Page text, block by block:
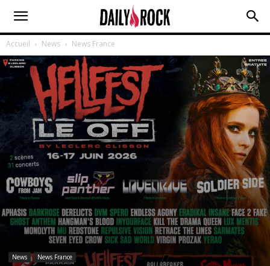
Accueil News News France
News News France